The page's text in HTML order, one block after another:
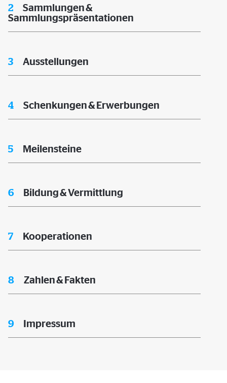
2
Sammlungen &
Sammlungspräsentationen
3 Ausstellungen
4 Schenkungen & Erwerbungen
5 Meilensteine
6 Bildung & Vermittlung
7 Kooperationen
8 Zahlen & Fakten
9 Impressum